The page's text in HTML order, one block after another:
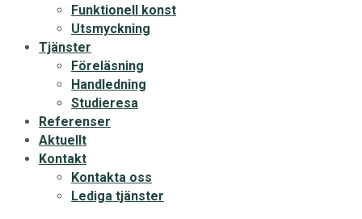
Funktionell konst
Utsmyckning
Tjänster
Föreläsning
Handledning
Studieresa
Referenser
Aktuellt
Kontakt
Kontakta oss
Lediga tjänster